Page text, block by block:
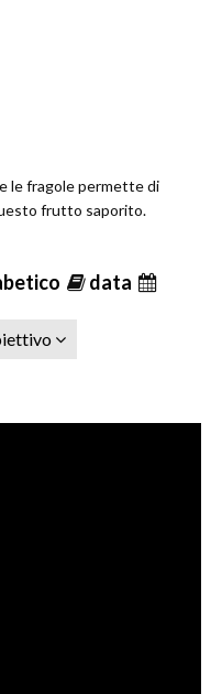
le fragole permette di
frutto saporito.
data